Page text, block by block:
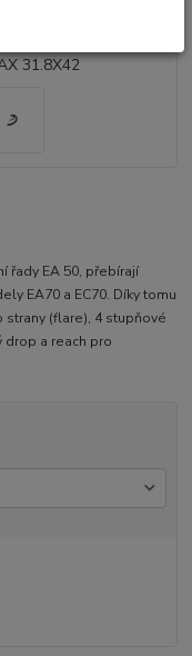
řady EA 50, přebírají
EA70 a EC70. Díky tomu
(flare), 4 stupňové
drop a reach pro